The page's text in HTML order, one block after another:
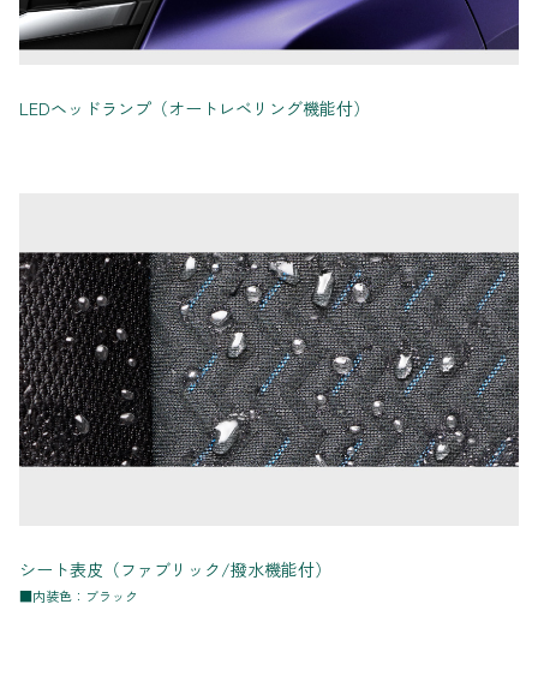
LEDヘッドランプ（オートレベリング機能付）
シート表皮（ファブリック/撥水機能付）
■内装色：ブラック